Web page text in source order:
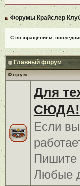
Форумы Крайслер
С возвращением,
Главный форум
Форум
Для
СЮДА!
Если
Пишите
Любые